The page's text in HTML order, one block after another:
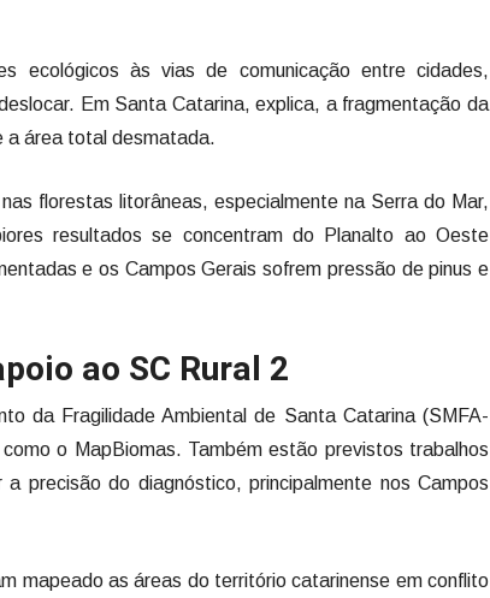
ecológicos às vias de comunicação entre cidades,
Em Santa Catarina, explica, a fragmentação da
a área total desmatada.
florestas litorâneas, especialmente na Serra do Mar,
resultados se concentram do Planalto ao Oeste
e os Campos Gerais sofrem pressão de pinus e
ao SC Rural 2
da Fragilidade Ambiental de Santa Catarina (SMFA-
o MapBiomas. Também estão previstos trabalhos
precisão do diagnóstico, principalmente nos Campos
mapeado as áreas do território catarinense em conflito